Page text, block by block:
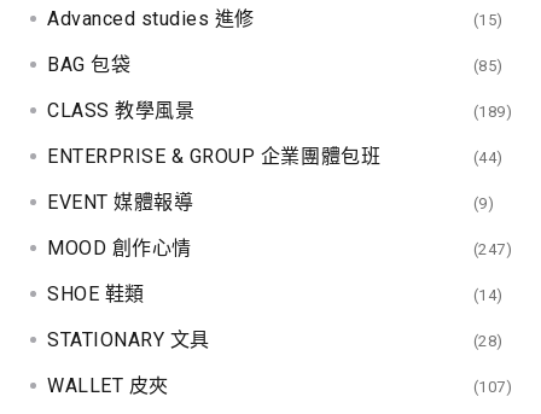
Advanced studies 進修 (15)
BAG 包袋 (85)
CLASS 教學風景 (189)
ENTERPRISE & GROUP 企業團體包班 (44)
EVENT 媒體報導 (9)
MOOD 創作心情 (247)
SHOE 鞋類 (14)
STATIONARY 文具 (28)
WALLET 皮夾 (107)